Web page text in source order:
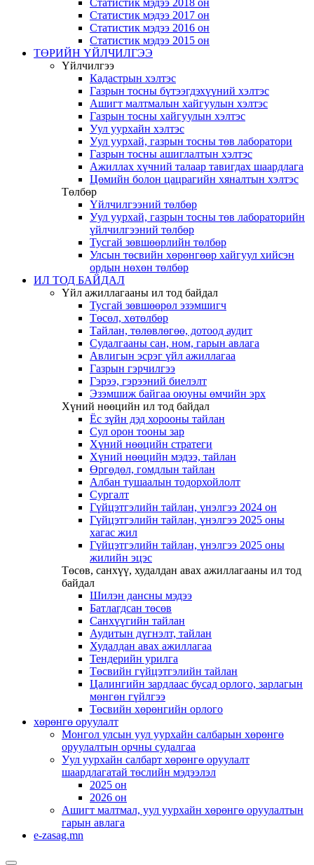
Статистик мэдээ 2018 он
Статистик мэдээ 2017 он
Статистик мэдээ 2016 он
Статистик мэдээ 2015 он
ТӨРИЙН ҮЙЛЧИЛГЭЭ
Үйлчилгээ
Кадастрын хэлтэс
Газрын тосны бүтээгдэхүүний хэлтэс
Ашигт малтмалын хайгуулын хэлтэс
Газрын тосны хайгуулын хэлтэс
Уул уурхайн хэлтэс
Уул уурхай, газрын тосны төв лаборатори
Газрын тосны ашиглалтын хэлтэс
Ажиллах хүчний талаар тавигдах шаардлага
Цөмийн болон цацрагийн хяналтын хэлтэс
Төлбөр
Үйлчилгээний төлбөр
Уул уурхай, газрын тосны төв лабораторийн
үйлчилгээний төлбөр
Тусгай зөвшөөрлийн төлбөр
Улсын төсвийн хөрөнгөөр хайгуул хийсэн
ордын нөхөн төлбөр
ИЛ ТОД БАЙДАЛ
Үйл ажиллагааны ил тод байдал
Тусгай зөвшөөрөл эзэмшигч
Төсөл, хөтөлбөр
Тайлан, төлөвлөгөө, дотоод аудит
Судалгааны сан, ном, гарын авлага
Авлигын эсрэг үйл ажиллагаа
Газрын гэрчилгээ
Гэрээ, гэрээний биелэлт
Эзэмшиж байгаа оюуны өмчийн эрх
Хүний нөөцийн ил тод байдал
Ёс зүйн дэд хорооны тайлан
Сул орон тооны зар
Хүний нөөцийн стратеги
Хүний нөөцийн мэдээ, тайлан
Өргөдөл, гомдлын тайлан
Албан тушаалын тодорхойлолт
Сургалт
Гүйцэтгэлийн тайлан, үнэлгээ 2024 он
Гүйцэтгэлийн тайлан, үнэлгээ 2025 оны
хагас жил
Гүйцэтгэлийн тайлан, үнэлгээ 2025 оны
жилийн эцэс
Төсөв, санхүү, худалдан авах ажиллагааны ил тод
байдал
Шилэн дансны мэдээ
Батлагдсан төсөв
Санхүүгийн тайлан
Аудитын дүгнэлт, тайлан
Худалдан авах ажиллагаа
Тендерийн урилга
Төсвийн гүйцэтгэлийн тайлан
Цалингийн зардлаас бусад орлого, зарлагын
мөнгөн гүйлгээ
Төсвийн хөрөнгийн орлого
хөрөнгө оруулалт
Монгол улсын уул уурхайн салбарын хөрөнгө
оруулалтын орчны судалгаа
Уул уурхайн салбарт хөрөнгө оруулалт
шаардлагатай төслийн мэдээлэл
2025 он
2026 он
Ашигт малтмал, уул уурхайн хөрөнгө оруулалтын
гарын авлага
e-zasag.mn